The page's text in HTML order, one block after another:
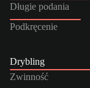
Długie podania
Podkręcenie
Drybling
Zwinność